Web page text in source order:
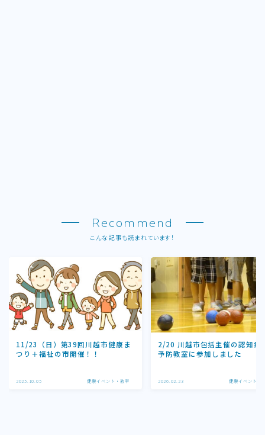
Recommend
こんな記事も読まれています！
11/23（日）第39回川越市健康ま
つり＋福祉の市開催！！
2025.10.05 健康イベント・教室
2/20 川越市包括主催の認知症
予防教室に参加しました
2026.02.23 健康イベント・